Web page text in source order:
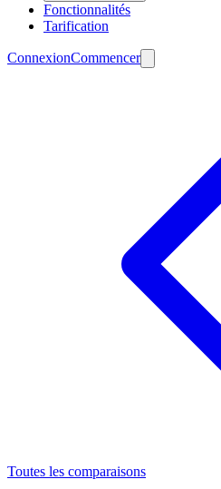
Fonctionnalités
Tarification
ConnexionCommencer
Toutes les comparaisons